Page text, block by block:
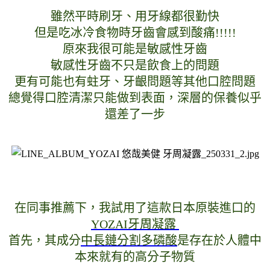
雖然平時刷牙、用牙線都很勤快
但是吃冰冷食物時牙齒會感到酸痛!!!!!
原來我很可能是敏感性牙齒
敏感性牙齒不只是飲食上的問題
更有可能也有蛀牙、牙齦問題等其他口腔問題
總覺得口腔清潔只能做到表面，深層的保養似乎
還差了一步
在同事推薦下，我試用了這款日本原裝進口的
YOZAI牙周凝露
首先，其成分中長鏈分割多磷酸是存在於人體中
本來就有的高分子物質